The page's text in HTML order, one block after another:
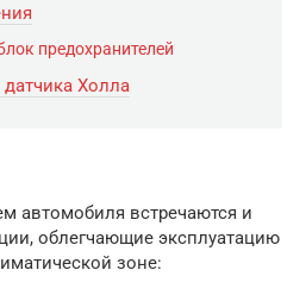
предохранителей
Холла
автомобиля встречаются и
облегчающие эксплуатацию
зоне: